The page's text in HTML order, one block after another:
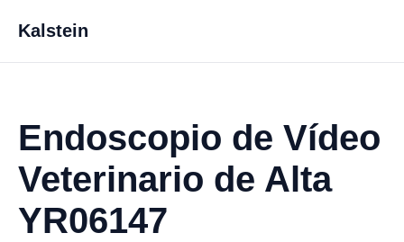
Kalstein
Endoscopio de Vídeo
Veterinario de Alta
YR06147